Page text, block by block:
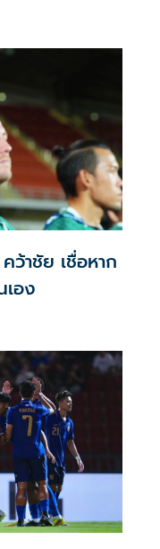
าชัย เชื่อหาก
อง